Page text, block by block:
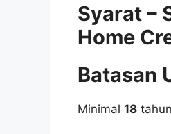
Syarat –
Home
Batasan
Minimal 18